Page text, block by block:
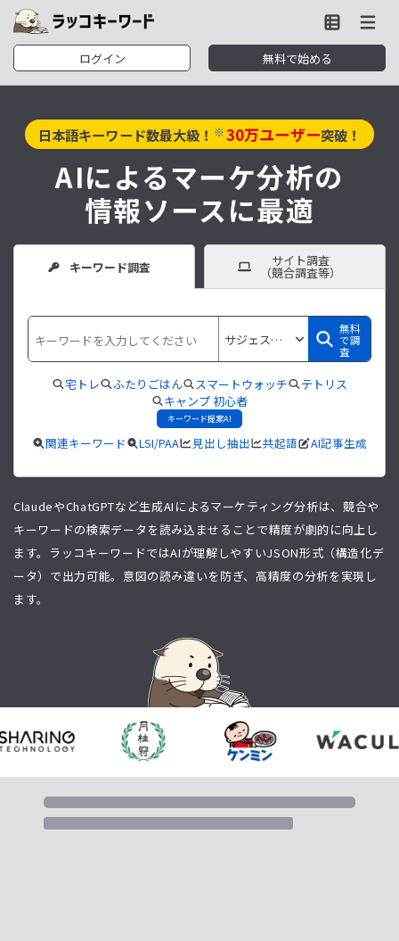
ログイン 無料で始める
日本語キーワード数最大級！ ※30万ユーザー突破！
AIによるマーケ分析の
情報ソースに最適
キーワード調査 サイト調査
（競合調査等）
無料
で調
査
宅トレ ふたりごはん スマートウォッチ
テトリス
キャンプ 初心者
キーワード提案AI
関連キーワード LSI/PAA 見出し抽出 共起語 AI記事生成
ClaudeやChatGPTなど生成AIによるマーケティング分析は、競合や
キーワードの検索データを読み込ませることで精度が劇的に向上し
ます。ラッコキーワードではAIが理解しやすいJSON形式（構造化デ
ータ）で出力可能。意図の読み違いを防ぎ、高精度の分析を実現し
ます。